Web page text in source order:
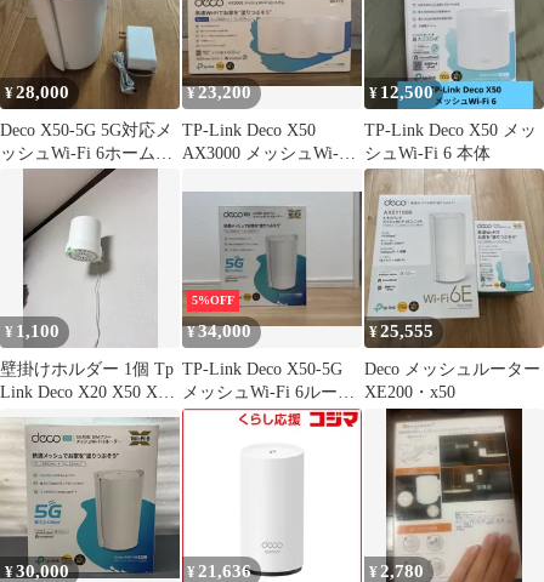
¥28,000
Deco X50-5G 5G対応メ
ッシュWi-Fi 6ホームル
¥23,200
TP-Link Deco X50
AX3000 メッシュWi-Fi6
¥ 12,500
TP-Link Deco X50 メッ
シュWi-Fi 6 本体
¥ 1,100
壁掛けホルダー 1個 Tp
Link Deco X20 X50 X60
X55 Deco Mesh Wifi 6
WiFi ルーター ブラケッ
ト
5%OFF
¥34,000
TP-Link Deco X50-5G
メッシュWi-Fi 6ルータ
ー
¥25,555
Deco メッシュルーター
XE200・x50
¥30,000 ¥ 21,636 ¥ 2,780